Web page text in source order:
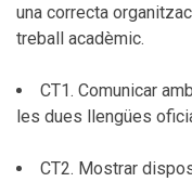
una correcta
treball acadèmic.
CT1. Comunicar
les dues llengües
CT2. Mostrar